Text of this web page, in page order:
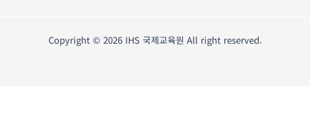
Copyright © 2026 IHS 국제교육원 All right reserved.